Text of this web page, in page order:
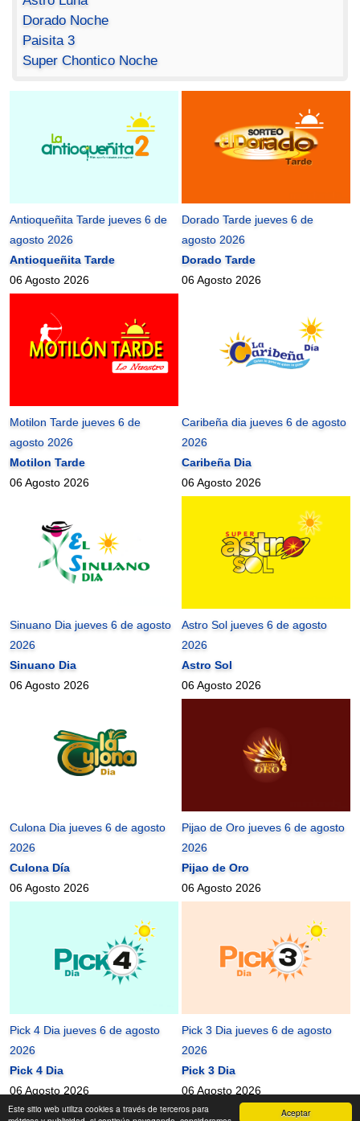
Aceptar
Este sitio web utiliza cookies a través de terceros para
Dorado Noche
Paisita 3
Super Chontico Noche
Antioqueñita Tarde jueves 6 de
agosto 2026
Antioqueñita Tarde
06 Agosto 2026
Dorado Tarde jueves 6 de
agosto 2026
Dorado Tarde
06 Agosto 2026
Motilon Tarde jueves 6 de
agosto 2026
Motilon Tarde
06 Agosto 2026
Caribeña dia jueves 6 de agosto
2026
Caribeña Dia
06 Agosto 2026
Sinuano Dia jueves 6 de agosto
2026
Sinuano Dia
06 Agosto 2026
Astro Sol jueves 6 de agosto
2026
Astro Sol
06 Agosto 2026
Culona Dia jueves 6 de agosto
2026
Culona Día
06 Agosto 2026
Pijao de Oro jueves 6 de agosto
2026
Pijao de Oro
06 Agosto 2026
Pick 4 Dia jueves 6 de agosto
2026
Pick 4 Dia
06 Agosto 2026
Pick 3 Dia jueves 6 de agosto
2026
Pick 3 Dia
06 Agosto 2026
mundonets2010-2026 ©